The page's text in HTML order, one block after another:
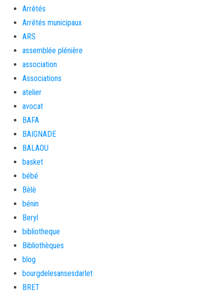
Arrêtés
Arrêtés municipaux
ARS
assemblée plénière
association
Associations
atelier
avocat
BAFA
BAIGNADE
BALAOU
basket
bébé
Bèlè
bénin
Beryl
bibliotheque
Bibliothèques
blog
bourgdelesansesdarlet
BRET